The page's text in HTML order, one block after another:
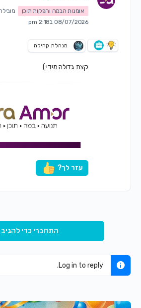
אומנות הבמה והפקות תוכן
מובילה
08/07/2026 ב2:18 pm
מנהלת קהילה
קצת גדולה מידי:)
עזר לך?
התחברי כדי להגיב
Log in to reply.